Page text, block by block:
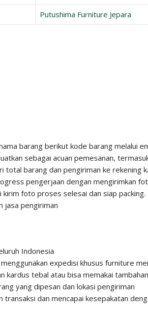
Putushima Furniture Jepara
barang berikut kode barang melalui
sebagai acuan pemesanan,
barang dan pengiriman ke rekening
pengerjaan dengan mengirimkan
kirim foto proses selesai dan siap packing.
jasa pengiriman
Indonesia
expedisi khusus furniture
kardus tebal atau bisa memakai
yang dipesan dan lokasi pengiriman
transaksi dan mencapai kesepakatan